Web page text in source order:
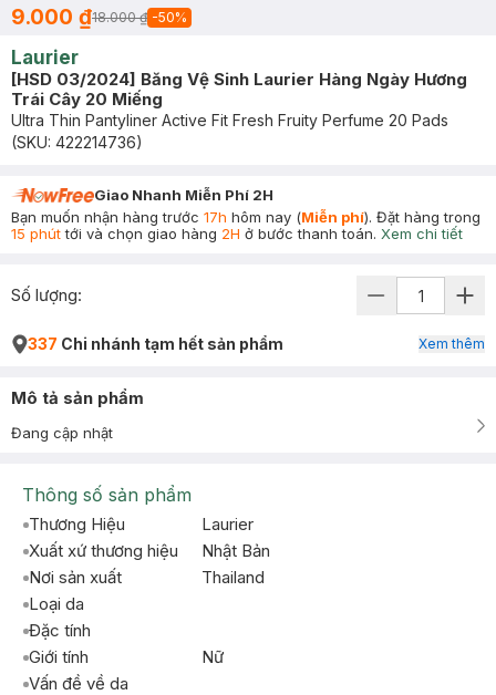
9.000 ₫18.000 ₫ -50%
Laurier
[HSD 03/2024] Băng Vệ Sinh Laurier Hàng Ngày Hương
Trái Cây 20 Miếng
Ultra Thin Pantyliner Active Fit Fresh Fruity Perfume 20 Pads
(SKU: 422214736)
Giao Nhanh Miễn Phí 2H
Bạn muốn nhận hàng trước 17h hôm nay (Miễn phí). Đặt hàng trong
15 phúttới và chọn giao hàng 2H ở bước thanh toán. Xem chi tiết
Số lượng:
337 Chi nhánh tạm hết sản phẩm Xem thêm
Mô tả sản phẩm
Đang cập nhật
Thông số sản phẩm
Thương Hiệu
Laurier
Xuất xứ thương hiệu
Nhật Bản
Nơi sản xuất
Thailand
Loại da
Đặc tính
Giới tính
Nữ
Vấn đề về da